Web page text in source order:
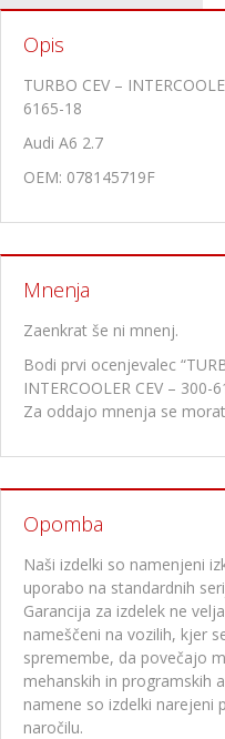
Opis
TURBO CEV –
6165-18
Audi A6 2.7
OEM: 078145719F
Mnenja
Zaenkrat še ni mnenj.
Bodi prvi ocenjevalec
INTERCOOLER CEV – 300-
Za oddajo mnenja se
Opomba
Naši izdelki so namenjeni
uporabo na standardnih
Garancija za izdelek ne
nameščeni na vozilih, kjer
spremembe, da povečajo
mehanskih in programskih
namene so izdelki narejeni
naročilu.